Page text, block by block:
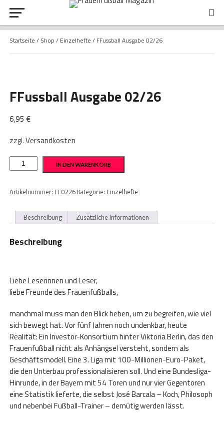
Startseite / Shop / Einzelhefte / FFussball Ausgabe 02/26
FFussball Ausgabe 02/26
6,95 €
zzgl.Versandkosten
FFussball
Ausgabe IN DEN WARENKORB
Artikelnummer: FF0226 Kategorie: Einzelhefte
Beschreibung Zusätzliche Informationen
Beschreibung
Liebe Leserinnen und Leser,
liebe Freunde des Frauenfußballs,
manchmal muss man den Blick heben, um zu begreifen, wie viel
sich bewegt hat. Vor fünf Jahren noch undenkbar, heute
Realität: Ein Investor-Konsortium hinter Viktoria Berlin, das den
Frauenfußball nicht als Anhängsel versteht, sondern als
Geschäftsmodell. Eine 3. Liga mit 100-Millionen-Euro-Paket,
die den Unterbau professionalisieren soll. Und eine Bundesliga-
Hinrunde, in der Bayern mit 54 Toren und nur vier Gegentoren
eine Statistik lieferte, die selbst José Barcala – Koch, Philosoph
und nebenbei Fußball-Trainer – demütig werden lässt.